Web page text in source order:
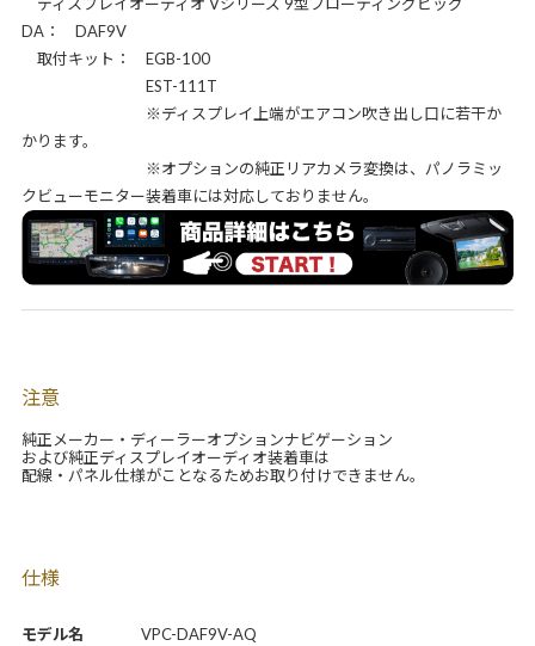
モデル名 VPC-DAF9V-AQ
DA： DAF9V
取付キット： EGB-100
EST-111T
※ディスプレイ上端がエアコン吹き出し口に若干か
かります。
※オプションの純正リアカメラ変換は、パノラミッ
クビューモニター装着車には対応しておりません。
注意
純正メーカー・ディーラーオプションナビゲーション
および純正ディスプレイオーディオ装着車は
配線・パネル仕様がことなるためお取り付けできません。
仕様